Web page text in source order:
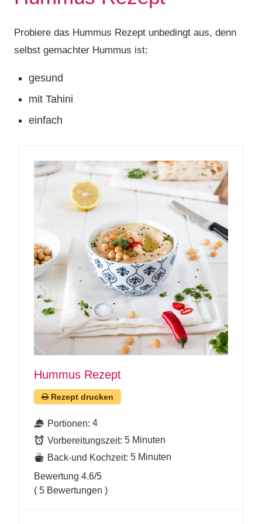
Probiere das Hummus Rezept unbedingt aus, denn
selbst gemachter Hummus ist:
gesund
mit Tahini
einfach
Hummus Rezept
Rezept drucken
Portionen: 4
Vorbereitungszeit: 5 Minuten
Back-und Kochzeit: 5 Minuten
Bewertung 4.6/5
( 5 Bewertungen )